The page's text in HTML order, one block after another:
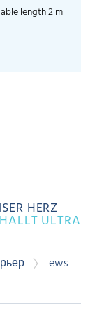
length 2 m
HERZ
ULTRA
ews